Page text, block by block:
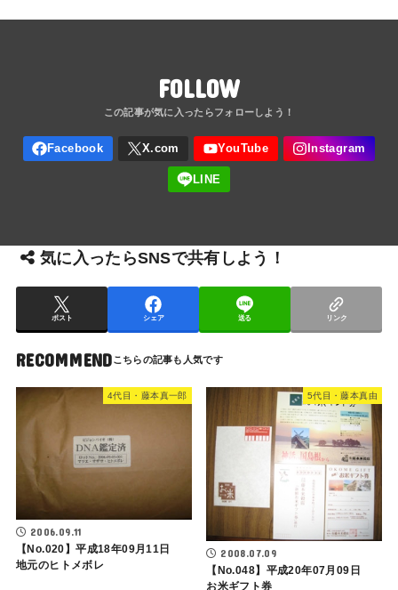
FOLLOW
気に入ったらSNSで共有しよう！
ポスト シェア 送る リンク
RECOMMEND
4代目・藤本真一郎
2006.09.11
【No.020】平成18年09月11日
地元のヒトメボレ
5代目・藤本真由
2008.07.09
【No.048】平成20年07月09日
お米ギフト券